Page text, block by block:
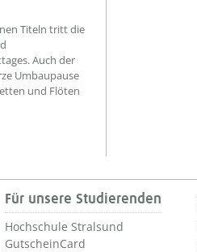
Titeln tritt die
Auch der
Umbaupause
und Flöten
Für unsere Studierenden
Hochschule Stralsund
GutscheinCard